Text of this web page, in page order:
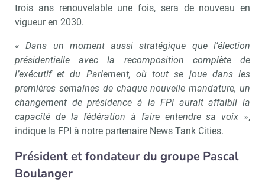
trois ans renouvelable une fois, sera de nouveau en
vigueur en 2030.
«Dans un moment aussi stratégique que l’élection
présidentielle avec la recomposition complète de
l’exécutif et du Parlement, où tout se joue dans les
premières semaines de chaque nouvelle mandature, un
changement de présidence à la FPI aurait affaibli la
capacité de la fédération à faire entendre sa voix »,
indique la FPI à notre partenaire News Tank Cities.
Président et fondateur du groupe Pascal
Boulanger